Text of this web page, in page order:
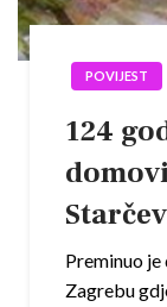
POVIJEST
124
Preminuo je
Zagrebu